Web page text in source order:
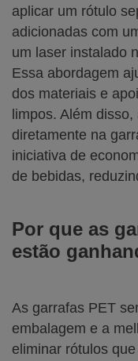
aplicar um rótulo
adicionadas com
um laser instalado
Essa abordagem
dos materiais e
limpos. Além
diretamente na
iniciativa de
de bebidas,
Por que as
estão
As garrafas PET
embalagem e a
eliminar rótulos